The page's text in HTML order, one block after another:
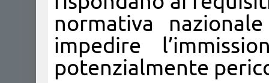
normativa
impedire
potenzialmente